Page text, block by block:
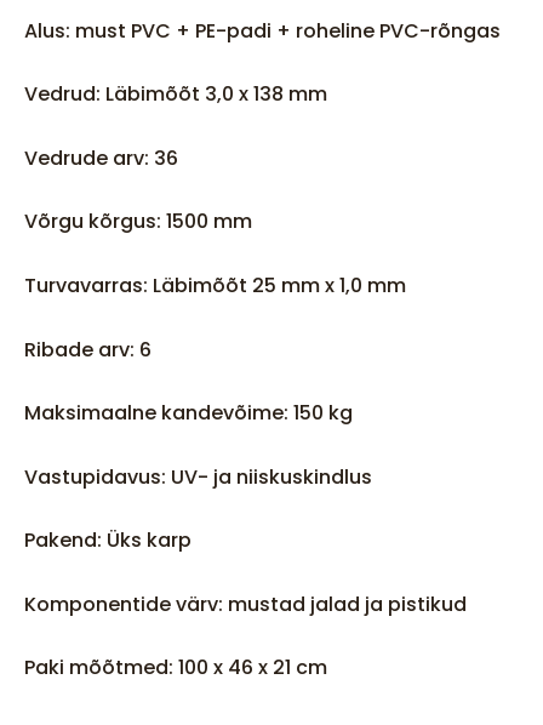
Alus: must PVC + PE-padi + roheline PVC-rõngas
Vedrud: Läbimõõt 3,0 x 138 mm
Vedrude arv: 36
Võrgu kõrgus: 1500 mm
Turvavarras: Läbimõõt 25 mm x 1,0 mm
Ribade arv: 6
Maksimaalne kandevõime: 150 kg
Vastupidavus: UV- ja niiskuskindlus
Pakend: Üks karp
Komponentide värv: mustad jalad ja pistikud
Paki mõõtmed: 100 x 46 x 21 cm